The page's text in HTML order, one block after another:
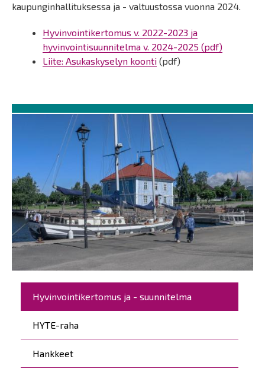
Päävalikko
Hyvinvointikertomus ja - suunnitelma
HYTE-raha
Hankkeet
kaupunginhallituksessa ja - valtuustossa vuonna 2024.
Hyvinvointikertomus v. 2022-2023 ja
hyvinvointisuunnitelma v. 2024-2025 (pdf)
Liite: Asukaskyselyn koonti (pdf)